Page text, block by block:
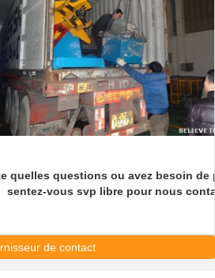
quelles questions ou avez besoin de
sentez-vous svp libre pour nous
de contact